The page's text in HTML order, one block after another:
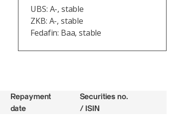
UBS: A-, stable
ZKB: A-, stable
Fedafin: Baa, stable
Repayment
date
Securities no.
/ ISIN